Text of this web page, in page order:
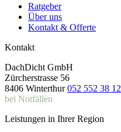
Ratgeber
Über uns
Kontakt & Offerte
Kontakt
DachDicht GmbH
Zürcherstrasse 56
8406 Winterthur 052 552 38 12
bei Notfällen
Leistungen in Ihrer Region